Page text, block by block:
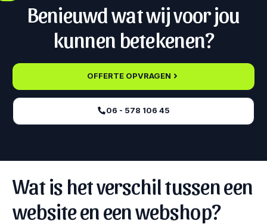
Benieuwd wat wij voor jou
kunnen betekenen?
OFFERTE OPVRAGEN
06 - 578 106 45‬
Wat is het verschil tussen een
website en een webshop?